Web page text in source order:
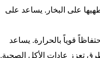
على البخار. يساعد على
قوياً بالحرارة. يساعد
تعزز عادات الأكل الصحية.